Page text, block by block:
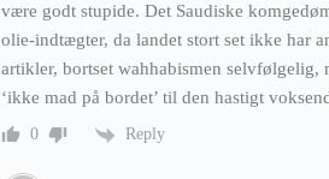
være godt stupide. Det Saudiske
olie-indtægter, da landet stort set ikke har
artikler, bortset wahhabismen selvfølgelig,
‘ikke mad på bordet’ til den hastigt
0 Reply